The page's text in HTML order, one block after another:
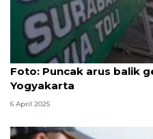
Foto
Foto: Puncak arus balik
Yogyakarta
6 April 2025